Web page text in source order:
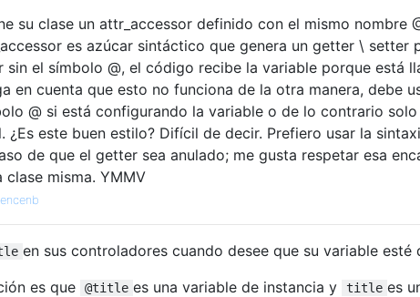
su clase un attr_accessor definido con el mismo nombre
es azúcar sintáctico que genera un getter \ setter
sin el símbolo @, el código recibe la variable porque está
en cuenta que esto no funciona de la otra manera, debe
@ si está configurando la variable o de lo contrario
¿Es este buen estilo? Difícil de decir. Prefiero usar la
de que el getter sea anulado; me gusta respetar esa
clase misma. YMMV
en sus controladores cuando desee que su variable esté
es que
@title es una variable de instancia y title es